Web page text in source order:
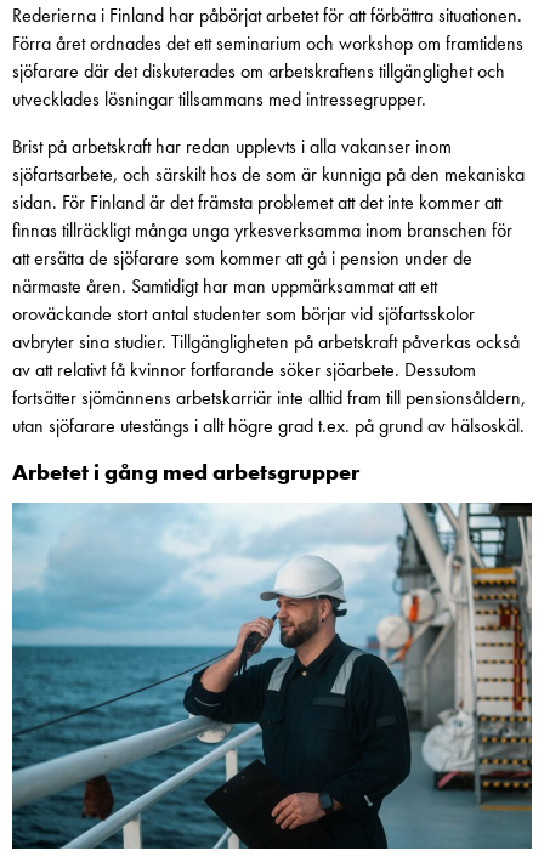
Rederierna i Finland har påbörjat arbetet för att förbättra situationen.
Förra året ordnades det ett seminarium och workshop om framtidens
sjöfarare där det diskuterades om arbetskraftens tillgänglighet och
utvecklades lösningar tillsammans med intressegrupper.
Brist på arbetskraft har redan upplevts i alla vakanser inom
sjöfartsarbete, och särskilt hos de som är kunniga på den mekaniska
sidan. För Finland är det främsta problemet att det inte kommer att
finnas tillräckligt många unga yrkesverksamma inom branschen för
att ersätta de sjöfarare som kommer att gå i pension under de
närmaste åren. Samtidigt har man uppmärksammat att ett
oroväckande stort antal studenter som börjar vid sjöfartsskolor
avbryter sina studier. Tillgängligheten på arbetskraft påverkas också
av att relativt få kvinnor fortfarande söker sjöarbete. Dessutom
fortsätter sjömännens arbetskarriär inte alltid fram till pensionsåldern,
utan sjöfarare utestängs i allt högre grad t.ex. på grund av hälsoskäl.
Arbetet i gång med arbetsgrupper